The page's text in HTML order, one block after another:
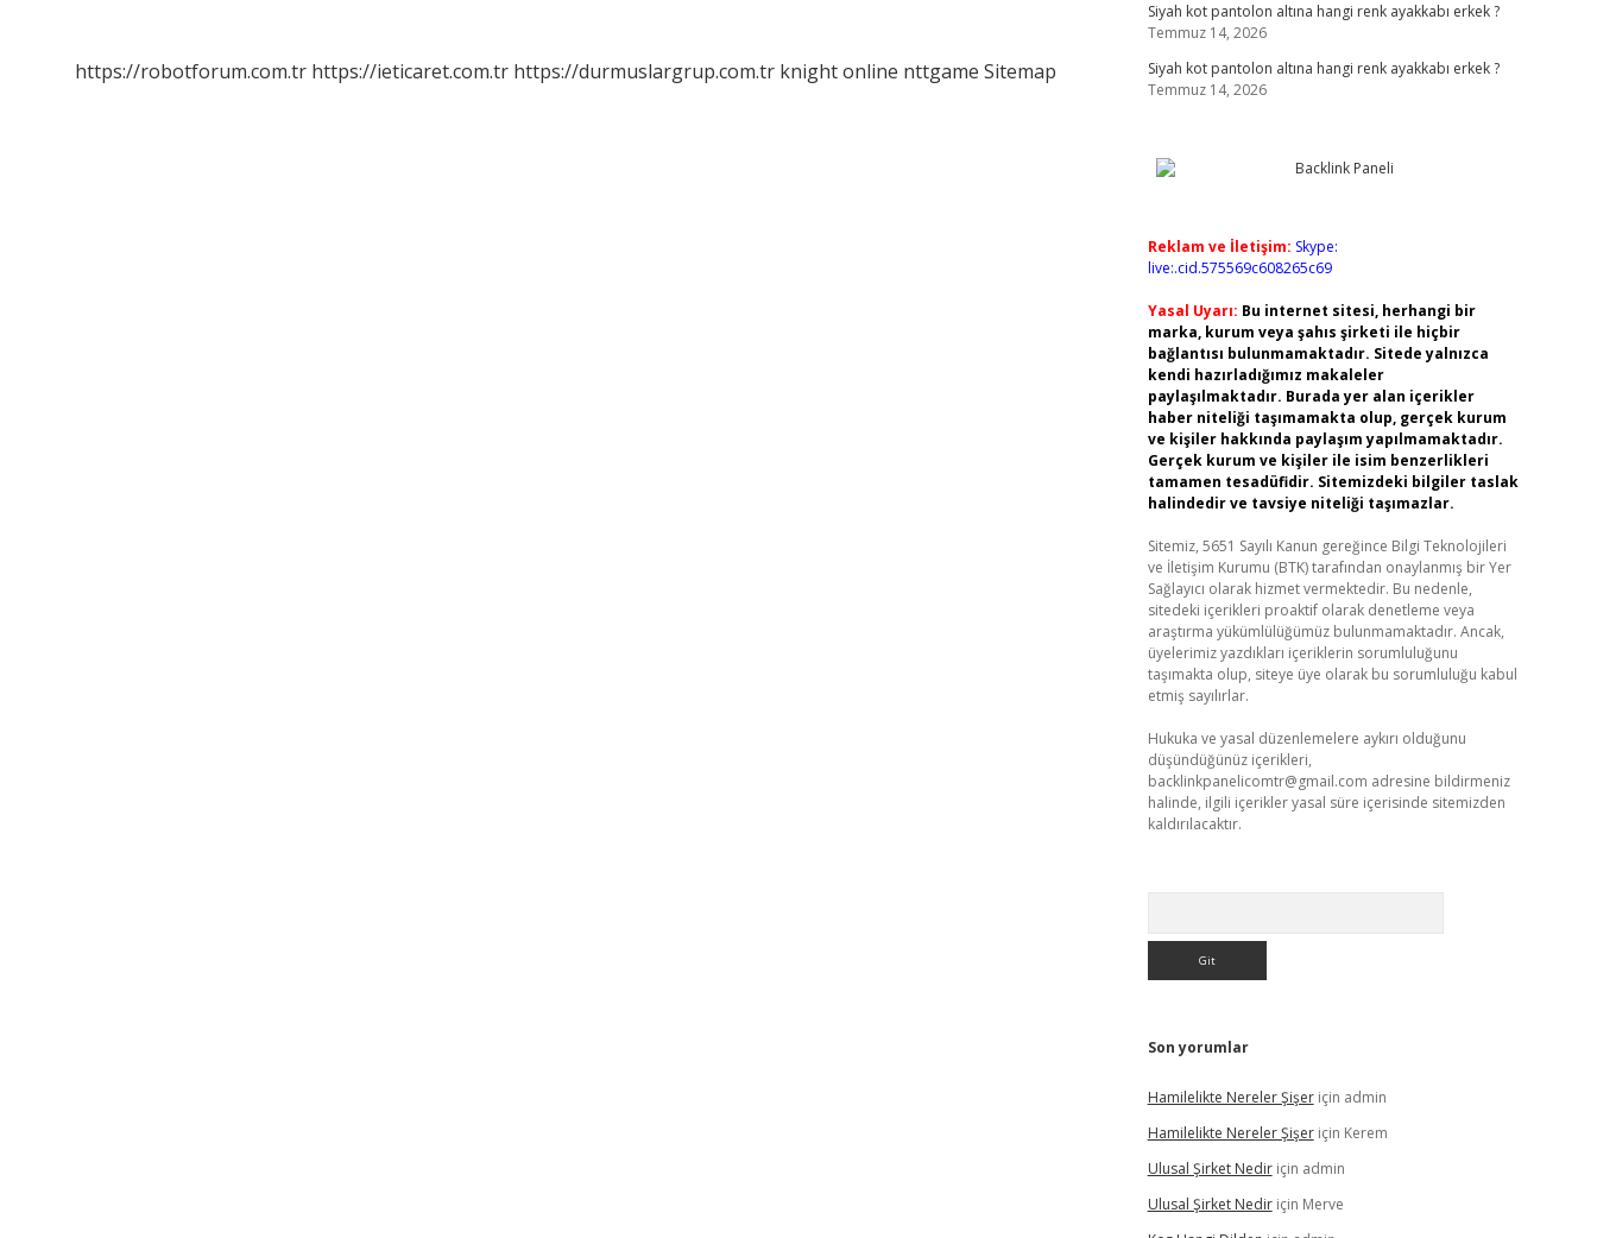
https://robotforum.com.tr https://ieticaret.com.tr https://durmuslargrup.com.tr knight online nttgame Sitemap
Siyah kot pantolon altına hangi renk ayakkabı erkek ?
Temmuz 14, 2026
Siyah kot pantolon altına hangi renk ayakkabı erkek ?
Temmuz 14, 2026
Reklam ve İletişim: Skype:
live:.cid.575569c608265c69
Yasal Uyarı: Bu internet sitesi, herhangi bir
marka, kurum veya şahıs şirketi ile hiçbir
bağlantısı bulunmamaktadır. Sitede yalnızca
kendi hazırladığımız makaleler
paylaşılmaktadır. Burada yer alan içerikler
haber niteliği taşımamakta olup, gerçek kurum
ve kişiler hakkında paylaşım yapılmamaktadır.
Gerçek kurum ve kişiler ile isim benzerlikleri
tamamen tesadüfidir. Sitemizdeki bilgiler taslak
halindedir ve tavsiye niteliği taşımazlar.
Sitemiz, 5651 Sayılı Kanun gereğince Bilgi Teknolojileri
ve İletişim Kurumu (BTK) tarafından onaylanmış bir Yer
Sağlayıcı olarak hizmet vermektedir. Bu nedenle,
sitedeki içerikleri proaktif olarak denetleme veya
araştırma yükümlülüğümüz bulunmamaktadır. Ancak,
üyelerimiz yazdıkları içeriklerin sorumluluğunu
taşımakta olup, siteye üye olarak bu sorumluluğu kabul
etmiş sayılırlar.
Hukuka ve yasal düzenlemelere aykırı olduğunu
düşündüğünüz içerikleri,
backlinkpanelicomtr@gmail.com adresine bildirmeniz
halinde, ilgili içerikler yasal süre içerisinde sitemizden
kaldırılacaktır.
Son yorumlar
Hamilelikte Nereler Şişeriçin admin
Hamilelikte Nereler Şişeriçin Kerem
Ulusal Şirket Nediriçin admin
Ulusal Şirket Nediriçin Merve